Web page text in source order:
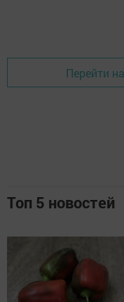
Перейти
Топ 5 новостей